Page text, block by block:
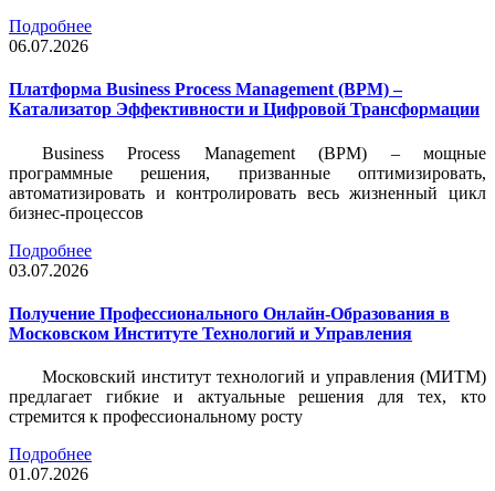
Подробнее
06.07.2026
Платформа Business Process Management (BPM) –
Катализатор Эффективности и Цифровой Трансформации
Business Process Management (BPM) – мощные
программные решения, призванные оптимизировать,
автоматизировать и контролировать весь жизненный цикл
бизнес-процессов
Подробнее
03.07.2026
Получение Профессионального Онлайн-Образования в
Московском Институте Технологий и Управления
Московский институт технологий и управления (МИТМ)
предлагает гибкие и актуальные решения для тех, кто
стремится к профессиональному росту
Подробнее
01.07.2026